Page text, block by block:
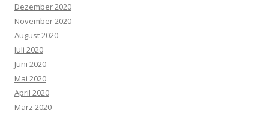
Dezember 2020
November 2020
August 2020
Juli 2020
Juni 2020
Mai 2020
April 2020
März 2020